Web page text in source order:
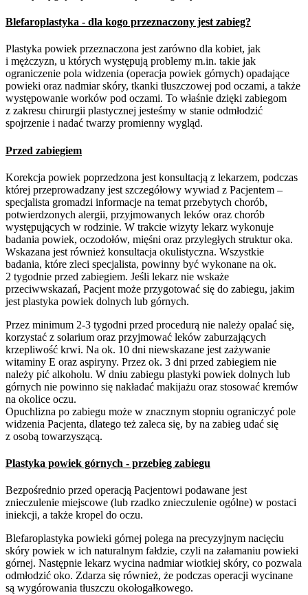
Blefaroplastyka - dla kogo przeznaczony jest zabieg?
Plastyka powiek przeznaczona jest zarówno dla kobiet, jak
i mężczyzn, u których występują problemy m.in. takie jak
ograniczenie pola widzenia (operacja powiek górnych) opadające
powieki oraz nadmiar skóry, tkanki tłuszczowej pod oczami, a także
występowanie worków pod oczami. To właśnie dzięki zabiegom
z zakresu chirurgii plastycznej jesteśmy w stanie odmłodzić
spojrzenie i nadać twarzy promienny wygląd.
Przed zabiegiem
Korekcja powiek poprzedzona jest konsultacją z lekarzem, podczas
której przeprowadzany jest szczegółowy wywiad z Pacjentem –
specjalista gromadzi informacje na temat przebytych chorób,
potwierdzonych alergii, przyjmowanych leków oraz chorób
występujących w rodzinie. W trakcie wizyty lekarz wykonuje
badania powiek, oczodołów, mięśni oraz przyległych struktur oka.
Wskazana jest również konsultacja okulistyczna. Wszystkie
badania, które zleci specjalista, powinny być wykonane na ok.
2 tygodnie przed zabiegiem. Jeśli lekarz nie wskaże
przeciwwskazań, Pacjent może przygotować się do zabiegu, jakim
jest plastyka powiek dolnych lub górnych.
Przez minimum 2-3 tygodni przed procedurą nie należy opalać się,
korzystać z solarium oraz przyjmować leków zaburzających
krzepliwość krwi. Na ok. 10 dni niewskazane jest zażywanie
witaminy E oraz aspiryny. Przez ok. 3 dni przed zabiegiem nie
należy pić alkoholu. W dniu zabiegu plastyki powiek dolnych lub
górnych nie powinno się nakładać makijażu oraz stosować kremów
na okolice oczu.
Opuchlizna po zabiegu może w znacznym stopniu ograniczyć pole
widzenia Pacjenta, dlatego też zaleca się, by na zabieg udać się
z osobą towarzyszącą.
Plastyka powiek górnych - przebieg zabiegu
Bezpośrednio przed operacją Pacjentowi podawane jest
znieczulenie miejscowe (lub rzadko znieczulenie ogólne) w postaci
iniekcji, a także kropel do oczu.
Blefaroplastyka powieki górnej polega na precyzyjnym nacięciu
skóry powiek w ich naturalnym fałdzie, czyli na załamaniu powieki
górnej. Następnie lekarz wycina nadmiar wiotkiej skóry, co pozwala
odmłodzić oko. Zdarza się również, że podczas operacji wycinane
są wygórowania tłuszczu okołogałkowego.